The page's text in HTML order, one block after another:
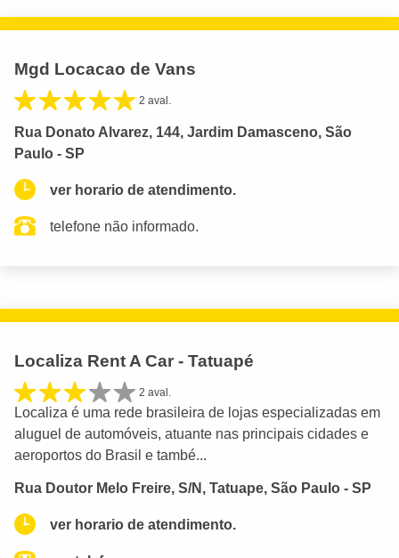
Mgd Locacao de Vans
2 aval.
Rua Donato Alvarez, 144, Jardim Damasceno, São
Paulo - SP
ver horario de atendimento.
telefone não informado.
Localiza Rent A Car - Tatuapé
2 aval.
Localiza é uma rede brasileira de lojas especializadas em
aluguel de automóveis, atuante nas principais cidades e
aeroportos do Brasil e també...
Rua Doutor Melo Freire, S/N, Tatuape, São Paulo - SP
ver horario de atendimento.